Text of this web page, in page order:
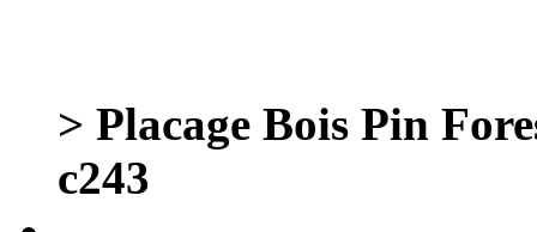
> Placage Bois Pin
c243